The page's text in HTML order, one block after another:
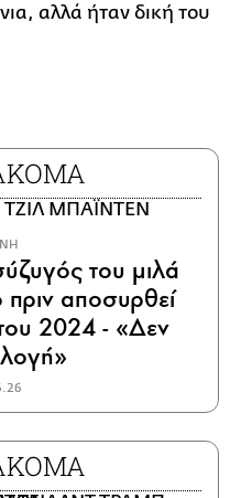
αλλά ήταν δική του
του μιλά
πριν αποσυρθεί
2024 - «Δεν